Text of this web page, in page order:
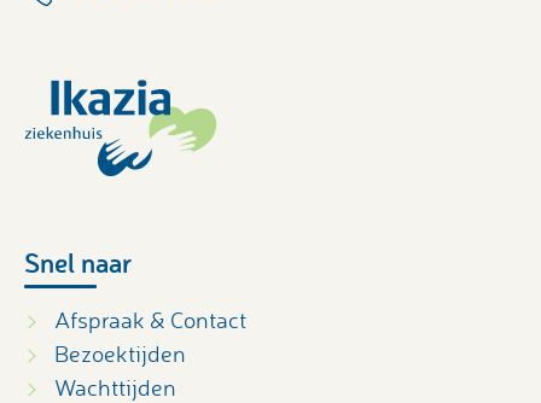
Snel naar
Afspraak & Contact
Bezoektijden
Wachttijden